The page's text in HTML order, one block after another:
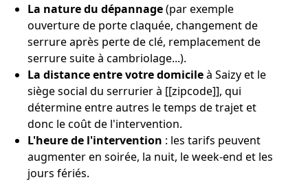
La nature du dépannage(par exemple
ouverture de porte claquée, changement de
serrure après perte de clé, remplacement de
serrure suite à cambriolage...).
La distance entre votre domicileà Saizy et le
siège social du serrurier à [[zipcode]], qui
détermine entre autres le temps de trajet et
donc le coût de l'intervention.
L'heure de l'intervention : les tarifs peuvent
augmenter en soirée, la nuit, le week-end et les
jours fériés.